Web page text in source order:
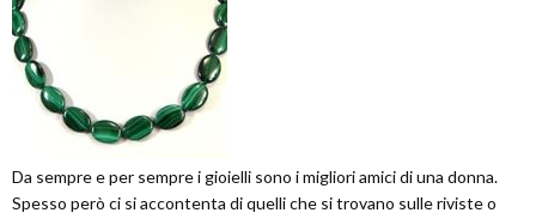
Da sempre e per sempre i gioielli sono i migliori amici di una donna.
Spesso però ci si accontenta di quelli che si trovano sulle riviste o